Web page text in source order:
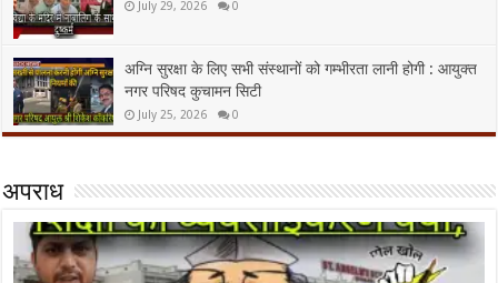
July 29, 2026 0
अग्नि सुरक्षा के लिए सभी संस्थानों को गम्भीरता लानी होगी : आयुक्त
नगर परिषद कुचामन सिटी
July 25, 2026 0
अपराध